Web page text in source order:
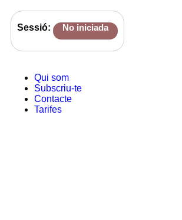
Sessió: No iniciada
Qui som
Subscriu-te
Contacte
Tarifes